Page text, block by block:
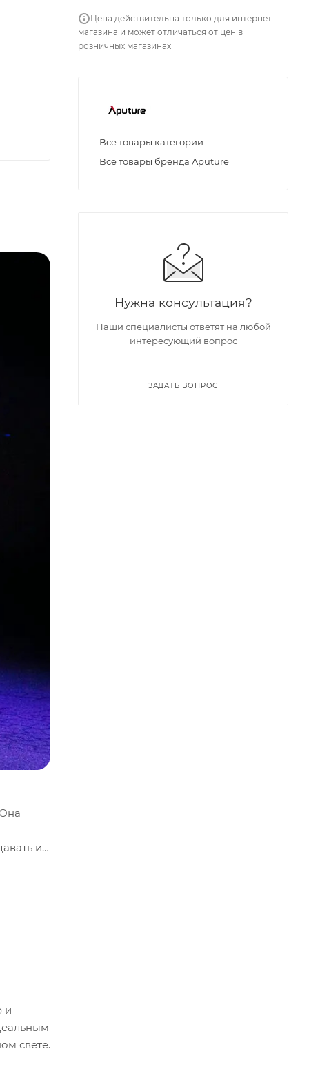
и
и
свете.
Цена действительна только для интернет-
магазина и может отличаться от цен в
розничных магазинах
Все товары категории
Все товары бренда Aputure
Нужна консультация?
Наши специалисты ответят на любой
интересующий вопрос
ЗАДАТЬ ВОПРОС